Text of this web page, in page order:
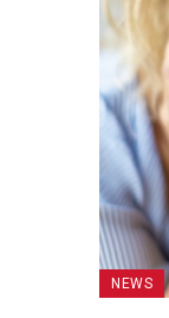
NEWS